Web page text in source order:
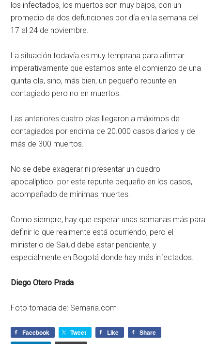
los infectados, los muertos son muy bajos, con un
promedio de dos defunciones por día en la semana del
17 al 24 de noviembre.
La situación todavía es muy temprana para afirmar
imperativamente que estamos ante el comienzo de una
quinta ola, sino, más bien, un pequeño repunte en
contagiado pero no en muertos.
Las anteriores cuatro olas llegaron a máximos de
contagiados por encima de 20.000 casos diarios y de
más de 300 muertos.
No se debe exagerar ni presentar un cuadro
apocalíptico por este repunte pequeño en los casos,
acompañado de mínimas muertes.
Como siempre, hay que esperar unas semanas más para
definir lo que realmente está ocurriendo, pero el
ministerio de Salud debe estar pendiente, y
especialmente en Bogotá donde hay más infectados.
Diego Otero Prada
Foto tomada de: Semana.com
Facebook Tweet Like
Share